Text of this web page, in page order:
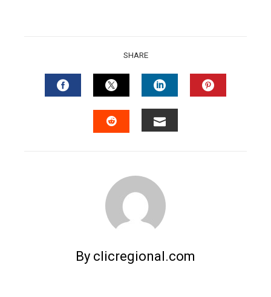
SHARE
FACEBOOKTWITTERLINKEDIN
By clicregional.com